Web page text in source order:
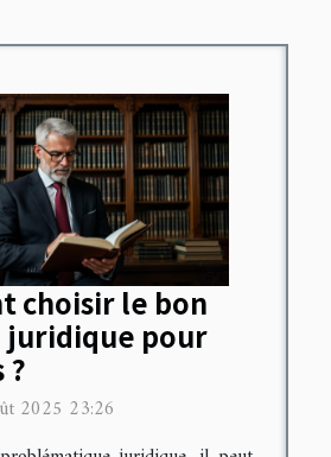
choisir le bon
juridique pour
?
2025 23:26